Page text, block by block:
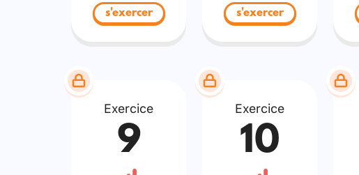
s'exercer s'exercer
Exercice
9
Exercice
10